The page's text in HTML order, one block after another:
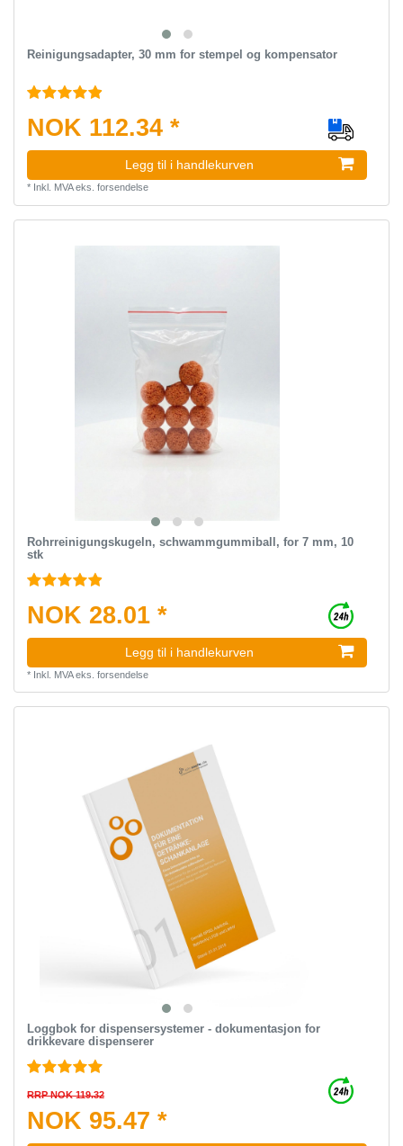
Reinigungsadapter, 30 mm for stempel og kompensator
NOK 112.34 *
Legg til i handlekurven
* Inkl. MVAeks. forsendelse
Rohrreinigungskugeln, schwammgummiball, for 7 mm, 10
stk
NOK 28.01 *
Legg til i handlekurven
* Inkl. MVAeks. forsendelse
Loggbok for dispensersystemer - dokumentasjon for
drikkevare dispenserer
RRP NOK 119.32
NOK 95.47 *